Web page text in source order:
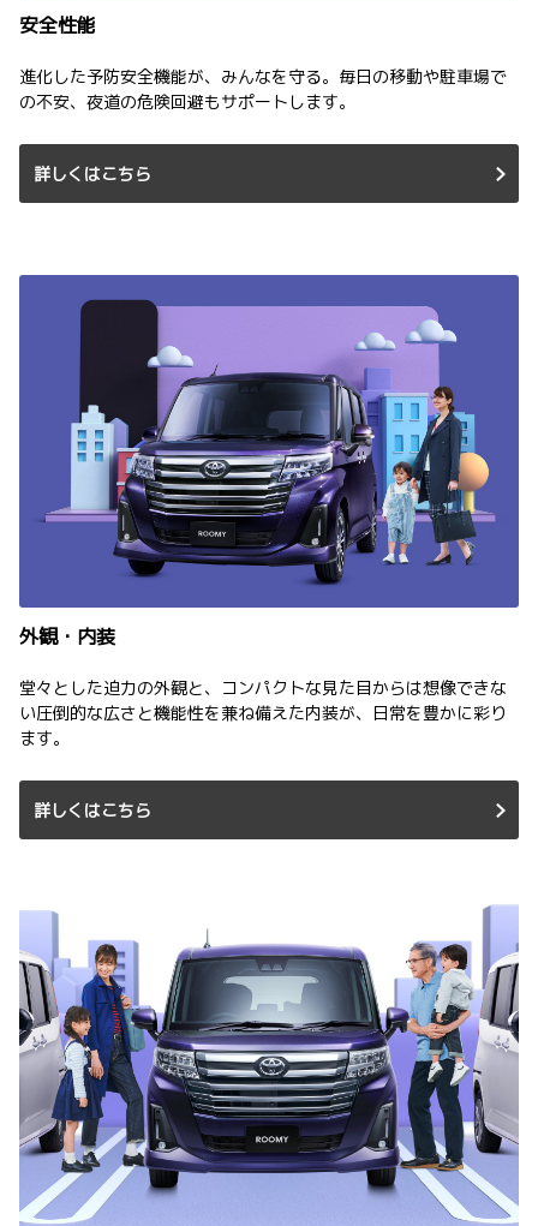
安全性能
進化した予防安全機能が、みんなを守る。毎日の移動や駐車場で
の不安、夜道の危険回避もサポートします。
詳しくはこちら
外観・内装
堂々とした迫力の外観と、コンパクトな見た目からは想像できな
い圧倒的な広さと機能性を兼ね備えた内装が、日常を豊かに彩り
ます。
詳しくはこちら